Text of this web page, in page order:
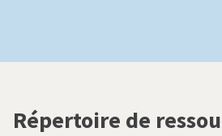
Répertoire de